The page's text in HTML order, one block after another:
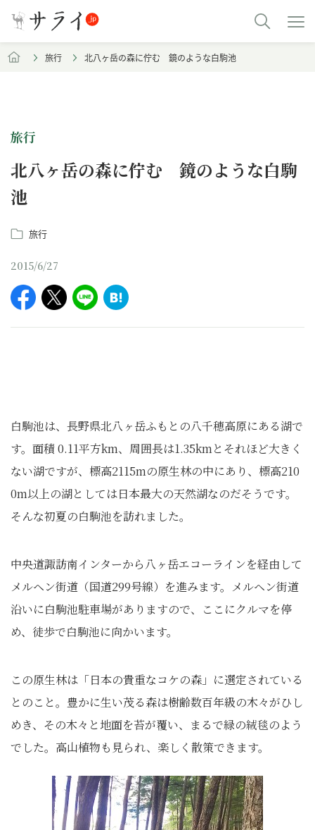
旅行 北八ヶ岳の森に佇む 鏡のような白駒池
旅行
北八ヶ岳の森に佇む 鏡のような白駒
池
旅行
2015/6/27
白駒池は、長野県北八ヶ岳ふもとの八千穂高原にある湖で
す。面積 0.11平方km、周囲長は1.35kmとそれほど大きく
ない湖ですが、標高2115mの原生林の中にあり、標高210
0m以上の湖としては日本最大の天然湖なのだそうです。
そんな初夏の白駒池を訪れました。
中央道諏訪南インターから八ヶ岳エコーラインを経由して
メルヘン街道（国道299号線）を進みます。メルヘン街道
沿いに白駒池駐車場がありますので、ここにクルマを停
め、徒歩で白駒池に向かいます。
この原生林は「日本の貴重なコケの森」に選定されている
とのこと。豊かに生い茂る森は樹齢数百年級の木々がひし
めき、その木々と地面を苔が覆い、まるで緑の絨毯のよう
でした。高山植物も見られ、楽しく散策できます。